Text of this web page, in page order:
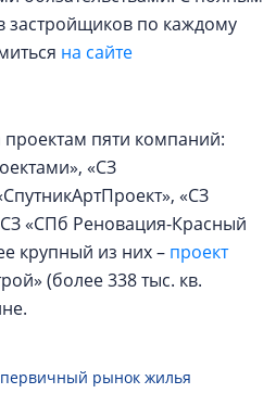
застройщиков по каждому
на сайте
проектам пяти компаний:
«СЗ
«СЗ
«СПб Реновация-Красный
крупный из них – проект
(более 338 тыс. кв.
рынок жилья